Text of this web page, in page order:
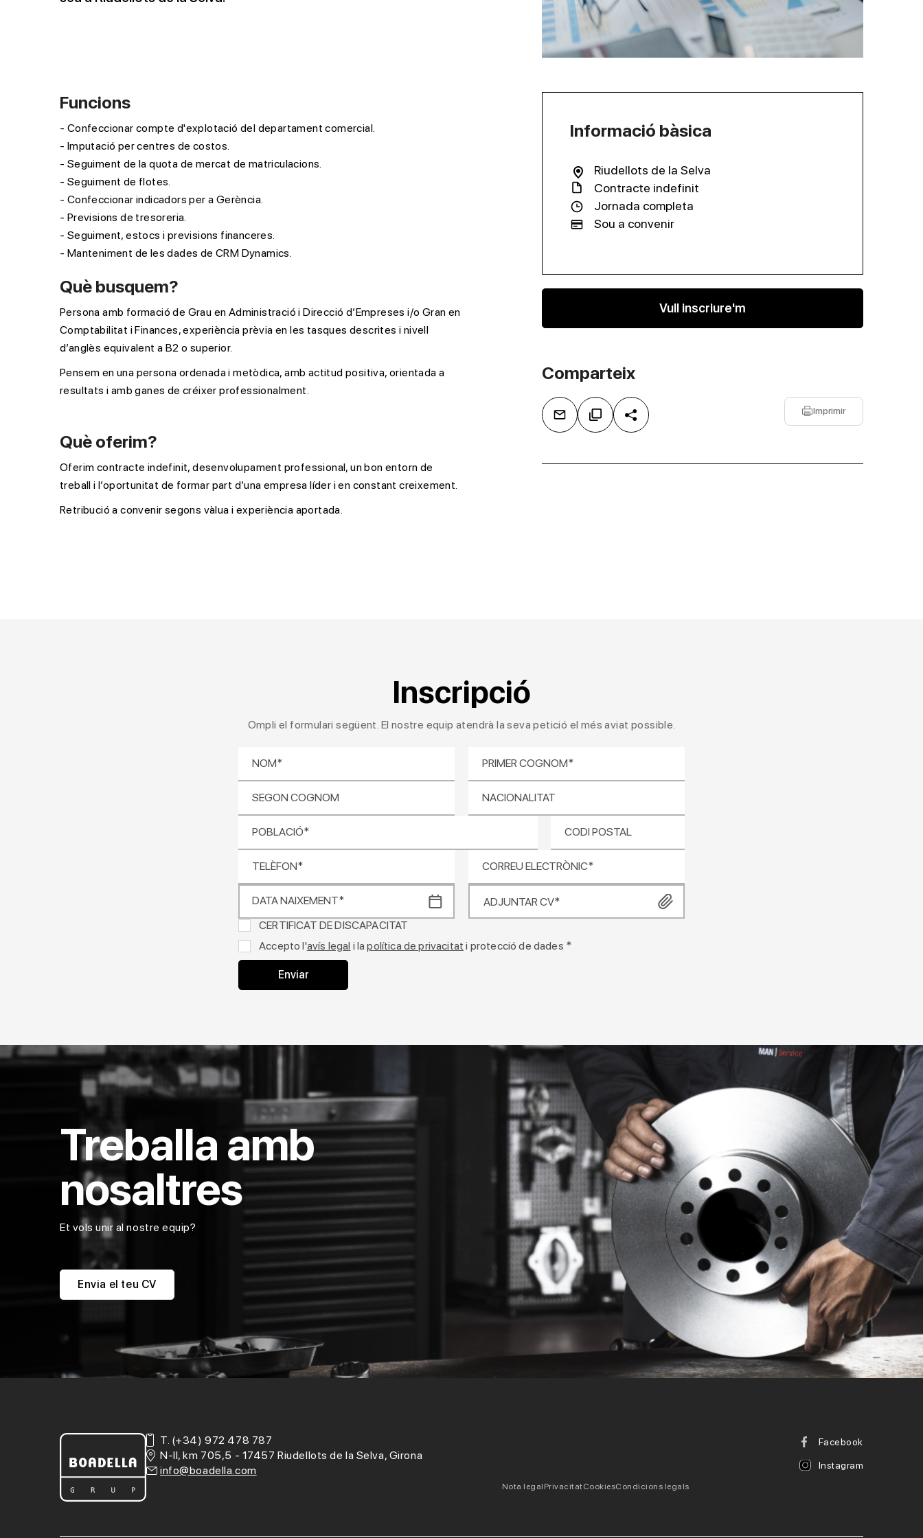
Informació bàsica
Riudellots de la Selva
Contracte indefinit
Jornada completa
Sou a convenir
Vull inscriure'm
Comparteix
Imprimir
Funcions
Confeccionar compte d'explotació del departament comercial.
Imputació per centres de costos.
Seguiment de la quota de mercat de matriculacions.
Seguiment de flotes.
Confeccionar indicadors per a Gerència.
Previsions de tresoreria.
Seguiment, estocs i previsions financeres.
Manteniment de les dades de CRM Dynamics.
Què busquem?
Persona amb formació de Grau en Administració i Direcció d’Empreses i/o Gran en
Comptabilitat i Finances, experiència prèvia en les tasques descrites i nivell
d’anglès equivalent a B2 o superior.
Pensem en una persona ordenada i metòdica, amb actitud positiva, orientada a
resultats i amb ganes de créixer professionalment.
Què oferim?
Oferim contracte indefinit, desenvolupament professional, un bon entorn de
treball i l’oportunitat de formar part d’una empresa líder i en constant creixement.
Retribució a convenir segons vàlua i experiència aportada.
Inscripció
Ompli el formulari següent. El nostre equip atendrà la seva petició el més aviat possible.
NOM* PRIMER COGNOM*
SEGON COGNOM NACIONALITAT
POBLACIÓ* CODI POSTAL
TELÈFON* CORREU ELECTRÒNIC*
DATA NAIXEMENT*
ADJUNTAR CV*
CERTIFICAT DE DISCAPACITAT
Accepto l'avís legal i lapolítica de privacitat i protecció de dades *
Treballa amb
nosaltres
Et vols unir al nostre equip?
Envia el teu CV
T. (+34) 972 478 787
N-II, km 705,5 - 17457 Riudellots de la Selva, Girona
info@boadella.com
Facebook
Instagram
Nota legal Privacitat CookiesCondicions legals